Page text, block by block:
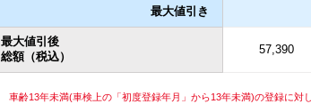
最大値引き
最大値引後
総額（税込）
57,390
車齢13年未満(車検上の「初度登録年月」から13年未満)の登録に対